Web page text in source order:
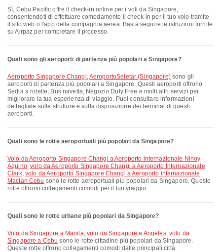
Sì, Cebu Pacific offre il check-in online per i voli da Singapore,
consentendoti di effettuare comodamente il check-in per il tuo volo tramite
il sito web o l'app della compagnia aerea. Basta seguire le istruzioni fornite
su Airpaz per completare il processo.
Quali sono gli aeroporti di partenza più popolari a Singapore?
Aeroporto Singapore Changi,AeroportoSeletar (Singapore)sono gli
aeroporti di partenza più popolari a Singapore. Questi aeroporti offrono
Sedia a rotelle, Bus navetta, Negozio Duty Free e molti altri servizi per
migliorare la tua esperienza di viaggio. Puoi consultare informazioni
dettagliate sulle strutture e sulla disposizione dei terminal di questi
aeroporti.
Quali sono le rotte aeroportuali più popolari da Singapore?
volo da Aeroporto Singapore Changi a Aeroporto internazionale Ninoy
Aquino,volo da Aeroporto Singapore Changi a Aeroporto Internazionale
Clark, volo da Aeroporto Singapore Changi a Aeroporto internazionale
Mactan Cebu sono le rotte aeroportuali più popolari da Singapore. Queste
rotte offrono collegamenti comodi per il tuo viaggio.
Quali sono le rotte urbane più popolari da Singapore?
volo da Singapore a Manila, volo da Singapore a Angeles, volo da
Singapore a Cebu sono le rotte cittadine più popolari da Singapore.
Queste rotte offrono collegamenti comodi dalle principali città.